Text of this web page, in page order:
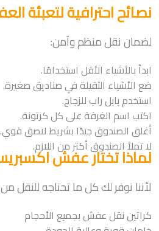
نصائح احترافية لتعبئة
لضمان نقل منظم وآمن:
ابدأ بالأشياء الأقل استخدامًا.
ضع الأشياء الثقيلة في صناديق صغيرة.
استخدم بابل راب للزجاج.
اكتب اسم الغرفة على كل كرتونة.
أغلق الصندوق جيدًا بشريط لاصق قوي.
لا تملأ الصندوق أكثر من اللازم.
لماذا تختار عفش
لأننا نوفر لك كل ما تحتاجه للنقل
كراتين نقل عفش بجميع الأحجام